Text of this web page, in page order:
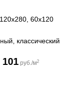
80x80 60x120
классический
101 руб./м2